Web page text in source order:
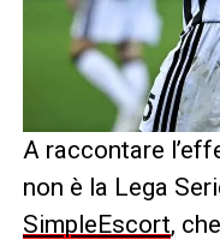
A raccontare
non è la Lega
SimpleEscort,